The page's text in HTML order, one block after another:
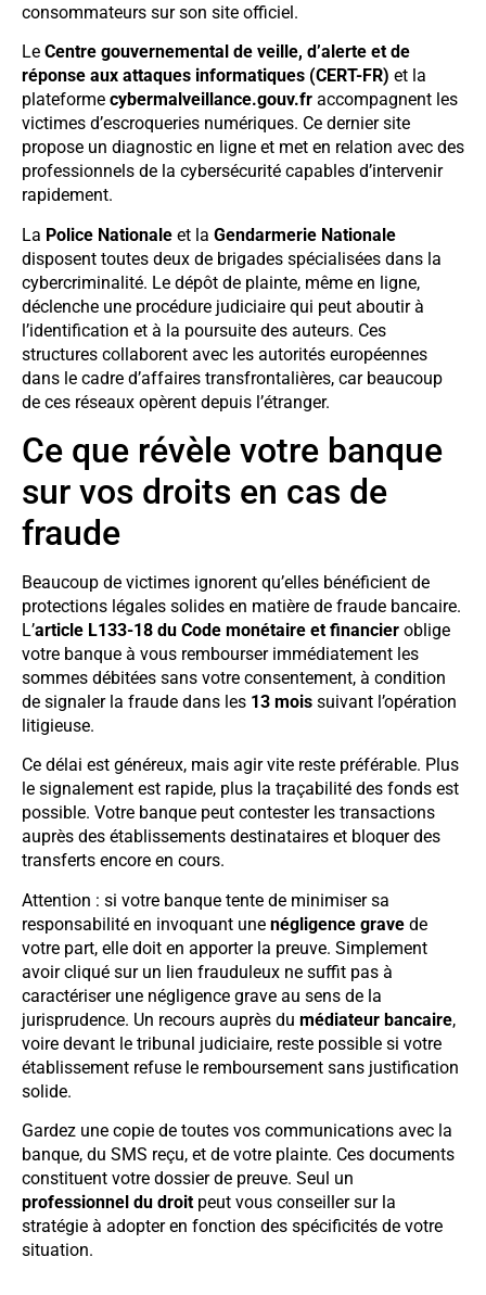
consommateurs sur son site officiel.
Le Centre gouvernemental de veille, d’alerte et de
réponse aux attaques informatiques (CERT-FR) et la
plateforme cybermalveillance.gouv.fr accompagnent les
victimes d’escroqueries numériques. Ce dernier site
propose un diagnostic en ligne et met en relation avec des
professionnels de la cybersécurité capables d’intervenir
rapidement.
La Police Nationale et la Gendarmerie Nationale
disposent toutes deux de brigades spécialisées dans la
cybercriminalité. Le dépôt de plainte, même en ligne,
déclenche une procédure judiciaire qui peut aboutir à
l’identification et à la poursuite des auteurs. Ces
structures collaborent avec les autorités européennes
dans le cadre d’affaires transfrontalières, car beaucoup
de ces réseaux opèrent depuis l’étranger.
Ce que révèle votre banque
sur vos droits en cas de
fraude
Beaucoup de victimes ignorent qu’elles bénéficient de
protections légales solides en matière de fraude bancaire.
L’article L133-18 du Code monétaire et financier oblige
votre banque à vous rembourser immédiatement les
sommes débitées sans votre consentement, à condition
de signaler la fraude dans les 13 mois suivant l’opération
litigieuse.
Ce délai est généreux, mais agir vite reste préférable. Plus
le signalement est rapide, plus la traçabilité des fonds est
possible. Votre banque peut contester les transactions
auprès des établissements destinataires et bloquer des
transferts encore en cours.
Attention : si votre banque tente de minimiser sa
responsabilité en invoquant une négligence grave de
votre part, elle doit en apporter la preuve. Simplement
avoir cliqué sur un lien frauduleux ne suffit pas à
caractériser une négligence grave au sens de la
jurisprudence. Un recours auprès du médiateur bancaire,
voire devant le tribunal judiciaire, reste possible si votre
établissement refuse le remboursement sans justification
solide.
Gardez une copie de toutes vos communications avec la
banque, du SMS reçu, et de votre plainte. Ces documents
constituent votre dossier de preuve. Seul un
professionnel du droit peut vous conseiller sur la
stratégie à adopter en fonction des spécificités de votre
situation.